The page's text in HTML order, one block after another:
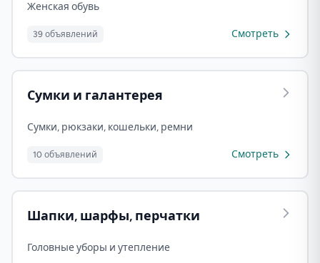
Женская обувь
39 объявлений Смотреть
Сумки и галантерея
Сумки, рюкзаки, кошельки, ремни
10 объявлений Смотреть
Шапки, шарфы, перчатки
Головные уборы и утепление